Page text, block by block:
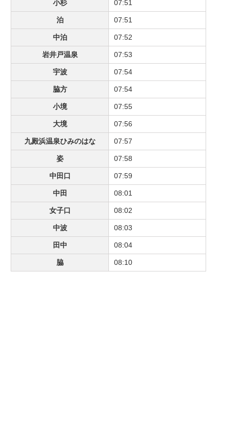
小杉 07:51
泊 07:51
中泊 07:52
岩井戸温泉 07:53
宇波 07:54
脇方 07:54
小境 07:55
大境 07:56
九殿浜温泉ひみのはな 07:57
姿 07:58
中田口 07:59
中田 08:01
女子口 08:02
中波 08:03
田中 08:04
脇 08:10